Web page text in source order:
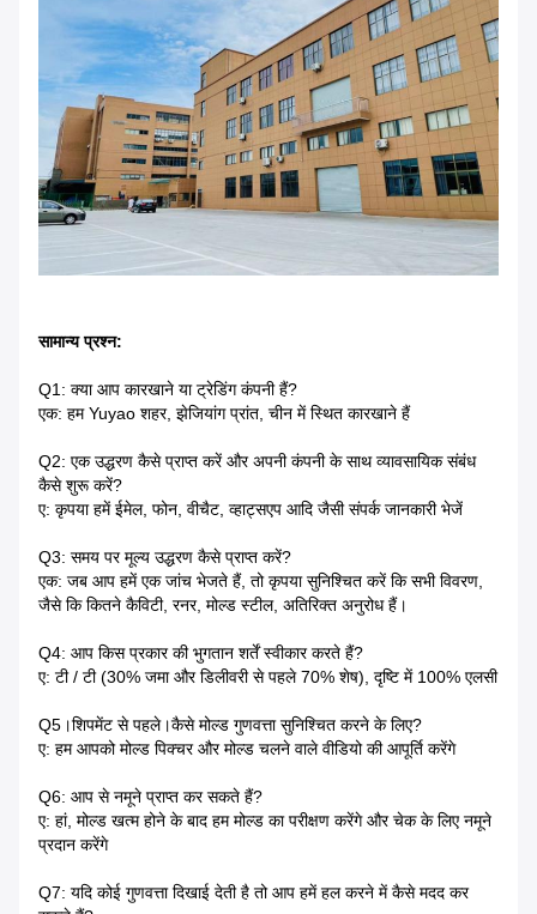
सामान्य प्रश्न:
Q1: क्या आप कारखाने या ट्रेडिंग कंपनी हैं?
एक: हम Yuyao शहर, झेजियांग प्रांत, चीन में स्थित कारखाने हैं
Q2: एक उद्धरण कैसे प्राप्त करें और अपनी कंपनी के साथ व्यावसायिक संबंध
कैसे शुरू करें?
ए: कृपया हमें ईमेल, फोन, वीचैट, व्हाट्सएप आदि जैसी संपर्क जानकारी भेजें
Q3: समय पर मूल्य उद्धरण कैसे प्राप्त करें?
एक: जब आप हमें एक जांच भेजते हैं, तो कृपया सुनिश्चित करें कि सभी विवरण,
जैसे कि कितने कैविटी, रनर, मोल्ड स्टील, अतिरिक्त अनुरोध हैं।
Q4: आप किस प्रकार की भुगतान शर्तें स्वीकार करते हैं?
ए: टी / टी (30% जमा और डिलीवरी से पहले 70% शेष), दृष्टि में 100% एलसी
Q5।शिपमेंट से पहले।कैसे मोल्ड गुणवत्ता सुनिश्चित करने के लिए?
ए: हम आपको मोल्ड पिक्चर और मोल्ड चलने वाले वीडियो की आपूर्ति करेंगे
Q6: आप से नमूने प्राप्त कर सकते हैं?
ए: हां, मोल्ड खत्म होने के बाद हम मोल्ड का परीक्षण करेंगे और चेक के लिए नमूने
प्रदान करेंगे
Q7: यदि कोई गुणवत्ता दिखाई देती है तो आप हमें हल करने में कैसे मदद कर